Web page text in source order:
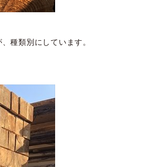
種類別にしています。